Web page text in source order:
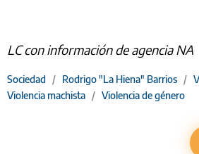
LC con información de agencia NA
Sociedad / Rodrigo "La Hiena" Barrios /
Violencia machista / Violencia de género